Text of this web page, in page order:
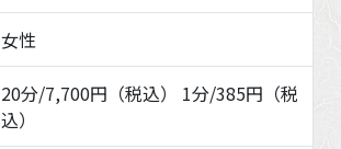
女性
20分/7,700円（税込） 1分/385円（税
込）